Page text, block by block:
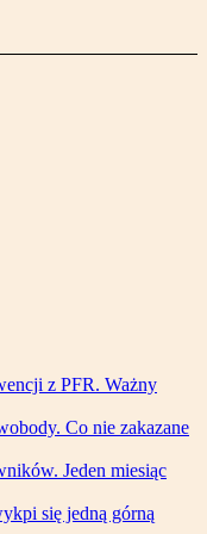
z PFR. Ważny
Co nie zakazane
Jeden miesiąc
się jedną górną